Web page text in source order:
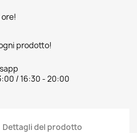
prodotto!
/ 16:30 - 20:00
Dettagli del prodotto